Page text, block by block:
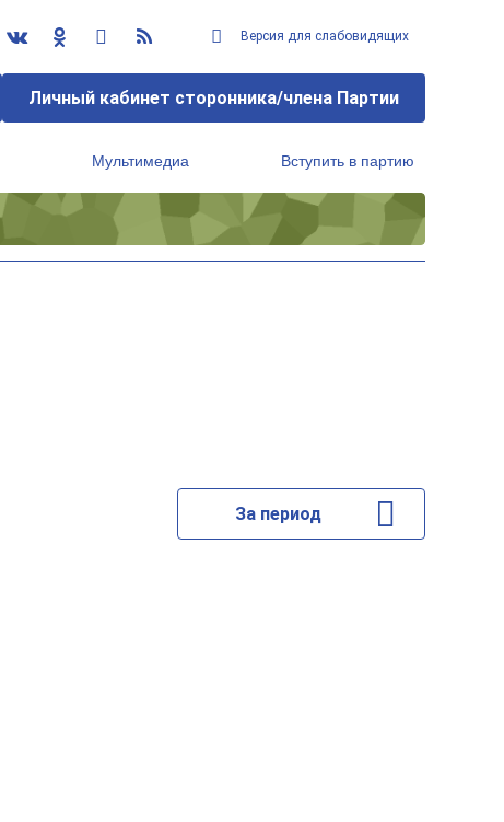
Версия для слабовидящих
Личный кабинет сторонника/члена Партии
Мультимедиа Вступить в партию
За период